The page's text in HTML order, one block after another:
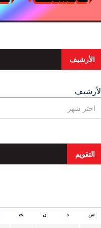
الأرشيف
التقويم
س د ن ث